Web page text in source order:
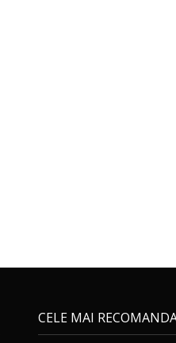
CELE MAI